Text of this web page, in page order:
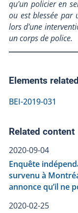
qu'un policier en
ou est blessée par
lors d'une
un corps de police.
Elements
BEI-2019-031
Related content
2020-09-04
Enquête
survenu à
annonce qu’il ne
2020-02-25